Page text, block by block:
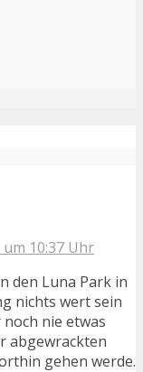
10:37 Uhr
den Luna Park in
nichts wert sein
nie etwas
abgewrackten
gehen werde.